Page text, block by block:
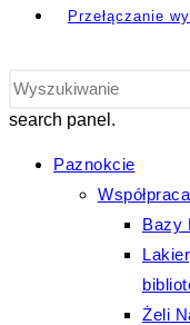
Przełączanie
search panel.
Paznokcie
Bazy
Żeli